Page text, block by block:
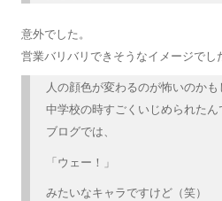
意外でした。
営業バリバリできそうなイメージでし
人の顔色が変わるのが怖いのかも
中学校の時すごくいじめられたん
ブログでは、
「ウェー！」
みたいなキャラですけど（笑）